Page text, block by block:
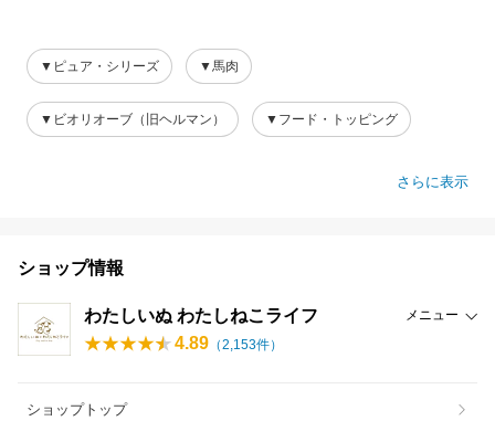
▼ピュア・シリーズ ▼馬肉
▼ビオリオーブ（旧ヘルマン） ▼フード・トッピング
さらに表示
ショップ情報
わたしいぬ わたしねこライフ メニュー
4.89 （2,153件）
ショップトップ